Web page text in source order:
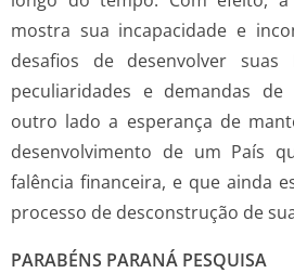
mostra sua incapacidade e
desafios de desenvolver
peculiaridades e demandas
outro lado a esperança de
desenvolvimento de um País
falência financeira, e que ainda
processo de desconstrução de
PARABÉNS PARANÁ PESQUISA